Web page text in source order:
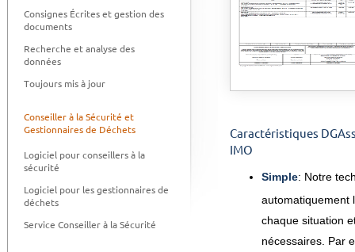
Consignes Écrites et gestion des
documents
Recherche et analyse des
données
Toujours mis à jour
Conseiller à la Sécurité et
Gestionnaires de Déchets
Logiciel pour conseillers à la
sécurité
Logiciel pour les gestionnaires de
déchets
Service Conseiller à la Sécurité
Caractéristiques
IMO
Simple: Notre
automatiquement
chaque situation
nécessaires. Par